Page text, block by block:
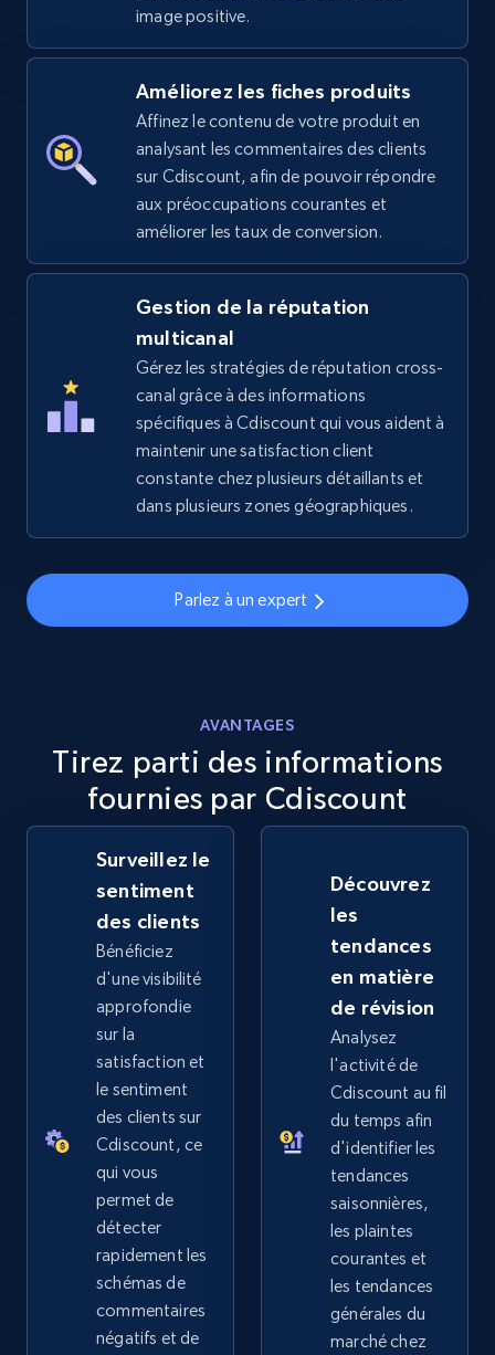
Amazon sellers info
Seller id, URL, Seller name, Description, Detailed
info, Stars, Feedbacks, Return policy, and more.
378+ Commencer
Seller reviews, Breadcrumbs, Root category, and
359+ Commencer
eBay - Gather data on products using
Seller reviews, Breadcrumbs, Root category, and
eBay - Collect products from shops on eBay
URL, Product id, Title, Seller name, Seller rating,
Seller reviews, Breadcrumbs, Root category, and
more.
2.5K+ 359+ Commencer
eBay - Collect records by category
URL, Product id, Title, Seller name, Seller rating,
Seller reviews, Breadcrumbs, Root category, and
more.
2.5K+ Commencer
Google Shopping
URL, Product id, Title, Product description,
Rating, Reviews count, Images, Variations, and
image positive.
Améliorez les fiches produits
Affinez le contenu de votre produit en
analysant les commentaires des clients
sur Cdiscount, afin de pouvoir répondre
aux préoccupations courantes et
améliorer les taux de conversion.
Gestion de la réputation
multicanal
Gérez les stratégies de réputation cross-
canal grâce à des informations
spécifiques à Cdiscount qui vous aident à
maintenir une satisfaction client
constante chez plusieurs détaillants et
dans plusieurs zones géographiques.
Parlez à un expert
AVANTAGES
Tirez parti des informations
fournies par Cdiscount
Surveillez le
sentiment
des clients
Bénéficiez
d'une visibilité
approfondie
sur la
satisfaction et
le sentiment
des clients sur
Cdiscount, ce
qui vous
permet de
détecter
rapidement les
schémas de
commentaires
négatifs et de
Découvrez
les
tendances
en matière
de révision
Analysez
l'activité de
Cdiscount au fil
du temps afin
d'identifier les
tendances
saisonnières,
les plaintes
courantes et
les tendances
générales du
marché chez